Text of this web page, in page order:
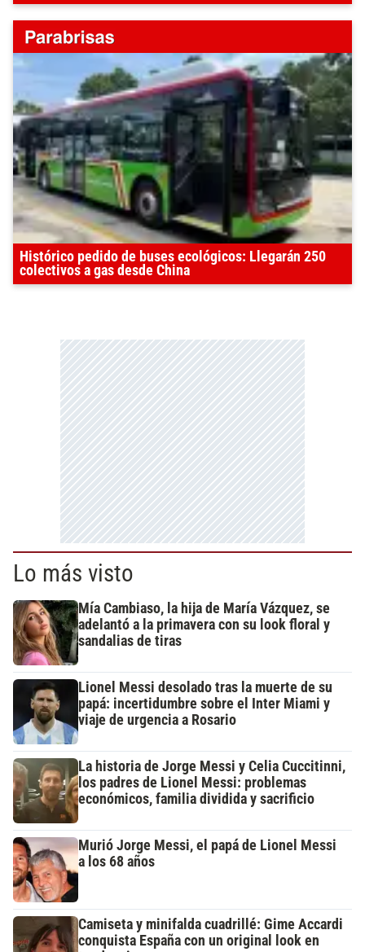
Histórico pedido de buses ecológicos: Llegarán 250
colectivos a gas desde China
Lo más visto
Mía Cambiaso, la hija de María Vázquez, se
adelantó a la primavera con su look floral y
sandalias de tiras
Lionel Messi desolado tras la muerte de su
papá: incertidumbre sobre el Inter Miami y
viaje de urgencia a Rosario
La historia de Jorge Messi y Celia Cuccitinni,
los padres de Lionel Messi: problemas
económicos, familia dividida y sacrificio
Murió Jorge Messi, el papá de Lionel Messi
a los 68 años
Camiseta y minifalda cuadrillé: Gime Accardi
conquista España con un original look en